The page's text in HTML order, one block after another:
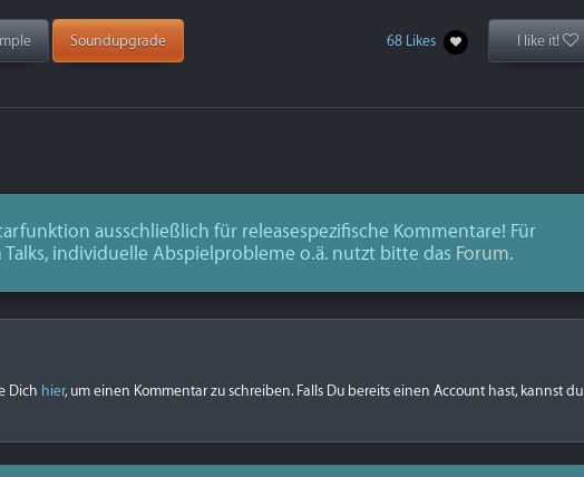
Soundupgrade 68 Likes I like it!
ausschließlich für releasespezifische Kommentare! Für
Talks, individuelle Abspielprobleme o.ä. nutzt bitte das Forum.
Dich hier, um einen Kommentar zu schreiben. Falls Du bereits einen Account hast, kannst du